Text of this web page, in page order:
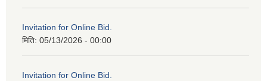
Invitation for Online Bid.
मिति: 05/13/2026 - 00:00
Invitation for Online Bid.